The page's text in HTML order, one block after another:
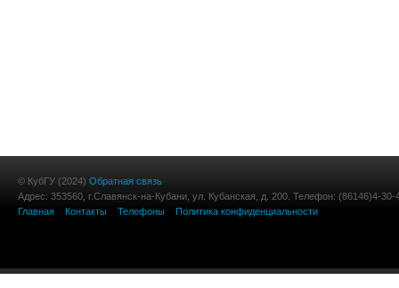
© КубГУ (2024) Обратная связь
Адрес: 353560, г.Славянск-на-Кубани, ул. Кубанская, д. 200. Телефон: (86146)4-30-
Главная
Контакты Телефоны Политика конфиденциальности